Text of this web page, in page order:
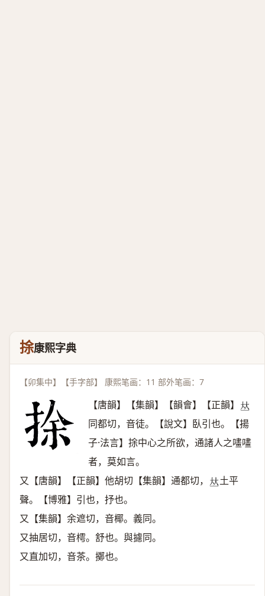
捈康熙字典
【卯集中】【手字部】 康熙笔画：11 部外笔画：7
【唐韻】【集韻】【韻會】【正韻】 𠀤
同都切，音徒。【說文】臥引也。【揚
子·法言】捈中心之所欲，通諸人之㗲㗲
者，莫如言。
又【唐韻】【正韻】他胡切【集韻】通都切， 𠀤土平
聲。【博雅】引也，抒也。
又【集韻】余遮切，音椰。義同。
又抽居切，音樗。舒也。與攄同。
又直加切，音茶。擲也。